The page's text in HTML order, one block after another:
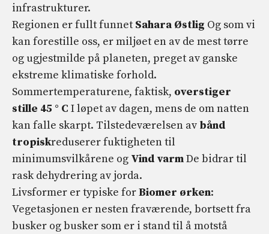
infrastrukturer.
Regionen er fullt funnet Sahara Østlig Og som vi
kan forestille oss, er miljøet en av de mest tørre
og ugjestmilde på planeten, preget av ganske
ekstreme klimatiske forhold.
Sommertemperaturene, faktisk, overstiger
stille 45 ° C I løpet av dagen, mens de om natten
kan falle skarpt. Tilstedeværelsen av bånd
tropiskreduserer fuktigheten til
minimumsvilkårene og Vind varmDe bidrar til
rask dehydrering av jorda.
Livsformer er typiske forBiomer ørken:
Vegetasjonen er nesten fraværende, bortsett fra
busker og busker som er i stand til å motstå